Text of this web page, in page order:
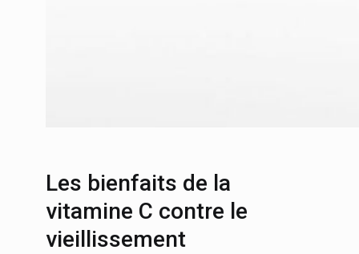
Les bienfaits de la
vitamine C contre le
vieillissement